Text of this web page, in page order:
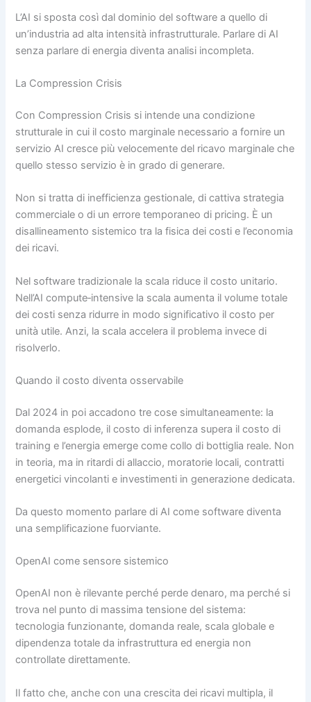
L’AI si sposta così dal dominio del software a quello di
un’industria ad alta intensità infrastrutturale. Parlare di AI
senza parlare di energia diventa analisi incompleta.
La Compression Crisis
Con Compression Crisis si intende una condizione
strutturale in cui il costo marginale necessario a fornire un
servizio AI cresce più velocemente del ricavo marginale che
quello stesso servizio è in grado di generare.
Non si tratta di inefficienza gestionale, di cattiva strategia
commerciale o di un errore temporaneo di pricing. È un
disallineamento sistemico tra la fisica dei costi e l’economia
dei ricavi.
Nel software tradizionale la scala riduce il costo unitario.
Nell’AI compute‑intensive la scala aumenta il volume totale
dei costi senza ridurre in modo significativo il costo per
unità utile. Anzi, la scala accelera il problema invece di
risolverlo.
Quando il costo diventa osservabile
Dal 2024 in poi accadono tre cose simultaneamente: la
domanda esplode, il costo di inferenza supera il costo di
training e l’energia emerge come collo di bottiglia reale. Non
in teoria, ma in ritardi di allaccio, moratorie locali, contratti
energetici vincolanti e investimenti in generazione dedicata.
Da questo momento parlare di AI come software diventa
una semplificazione fuorviante.
OpenAI come sensore sistemico
OpenAI non è rilevante perché perde denaro, ma perché si
trova nel punto di massima tensione del sistema:
tecnologia funzionante, domanda reale, scala globale e
dipendenza totale da infrastruttura ed energia non
controllate direttamente.
Il fatto che, anche con una crescita dei ricavi multipla, il